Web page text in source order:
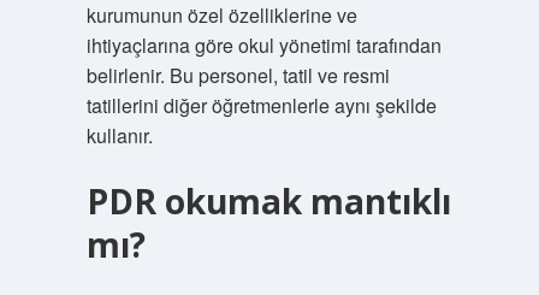
kurumunun özel özelliklerine ve
ihtiyaçlarına göre okul yönetimi tarafından
belirlenir. Bu personel, tatil ve resmi
tatillerini diğer öğretmenlerle aynı şekilde
kullanır.
PDR okumak mantıklı
mı?